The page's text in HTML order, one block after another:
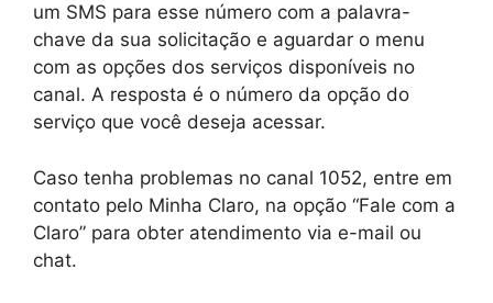
um SMS para esse número com a palavra-
chave da sua solicitação e aguardar o menu
com as opções dos serviços disponíveis no
canal. A resposta é o número da opção do
serviço que você deseja acessar.
Caso tenha problemas no canal 1052, entre em
contato pelo Minha Claro, na opção “Fale com a
Claro” para obter atendimento via e-mail ou
chat.